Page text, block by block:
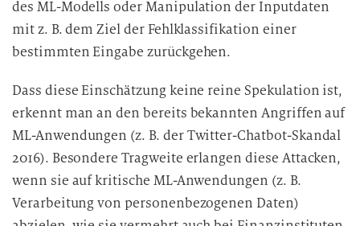
g
des ML-Modells oder Manipulation der Inputdaten
mit z. B. dem Ziel der Fehlklassifikation einer
bestimmten Eingabe zurückgehen.
Dass diese Einschätzung keine reine Spekulation ist,
erkennt man an den bereits bekannten Angriffen auf
ML-Anwendungen (z. B. der Twitter-Chatbot-Skandal
2016). Besondere Tragweite erlangen diese Attacken,
wenn sie auf kritische ML-Anwendungen (z. B.
Verarbeitung von personenbezogenen Daten)